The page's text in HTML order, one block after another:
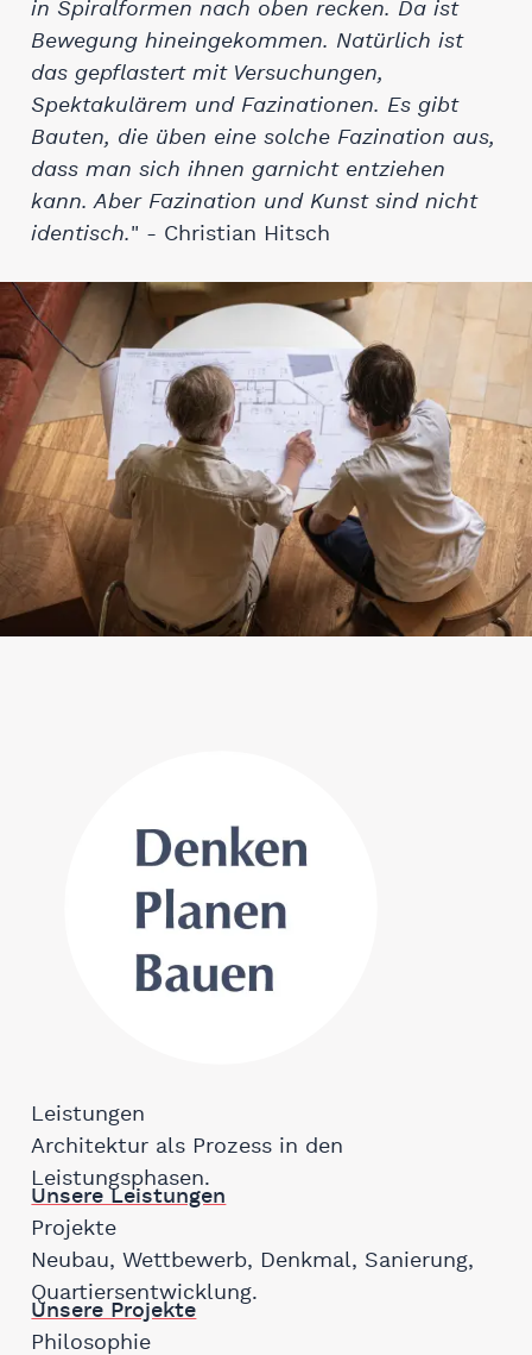
in Spiralformen nach oben recken. Da ist
Bewegung hineingekommen. Natürlich ist
das gepflastert mit Versuchungen,
Spektakulärem und Fazinationen. Es gibt
Bauten, die üben eine solche Fazination aus,
dass man sich ihnen garnicht entziehen
kann. Aber Fazination und Kunst sind nicht
identisch." - Christian Hitsch
Denken Planen Bauen in Lightbox öffnen
Leistungen
Architektur als Prozess in den
Leistungsphasen.
Unsere Leistungen
Projekte
Neubau, Wettbewerb, Denkmal, Sanierung,
Quartiersentwicklung.
Unsere Projekte
Philosophie